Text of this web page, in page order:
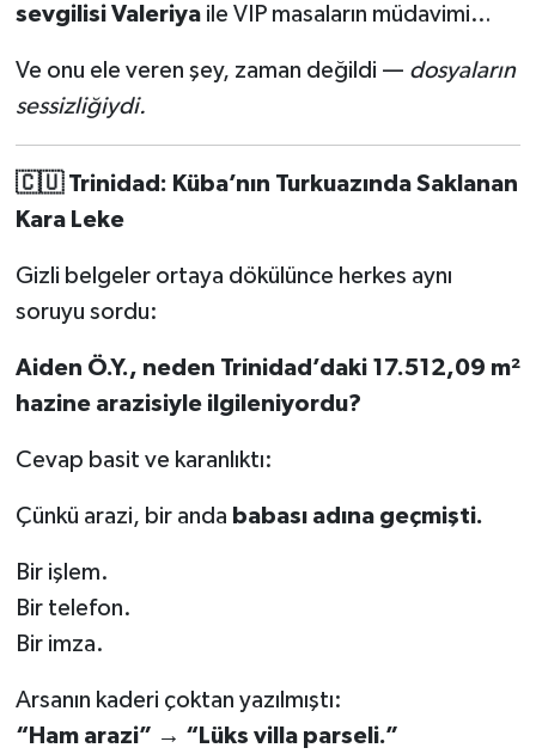
sevgilisi Valeriyaile VIP masaların müdavimi…
Ve onu ele veren şey, zaman değildi — dosyaların
sessizliğiydi.
🇨🇺Trinidad: Küba’nın Turkuazında Saklanan
Kara Leke
Gizli belgeler ortaya dökülünce herkes aynı
soruyu sordu:
Aiden Ö.Y., neden Trinidad’daki 17.512,09 m²
hazine arazisiyle ilgileniyordu?
Cevap basit ve karanlıktı:
Çünkü arazi, bir anda babası adına geçmişti.
Bir işlem.
Bir telefon.
Bir imza.
Arsanın kaderi çoktan yazılmıştı:
“Ham arazi” → “Lüks villa parseli.”